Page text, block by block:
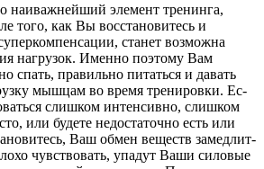
наиважнейший элемент тренинга,
того, как Вы восстановитесь и
станет возможна
нагрузок. Именно поэтому Вам
спать, пра­виль­но питаться и давать
мышцам во время тренировки. Ес­
слишком интенсивно, слишком
или бу­де­те не­дос­та­точ­но есть или
Ваш обмен веществ за­мед­лит­
чувствовать, упадут Ваши силовые